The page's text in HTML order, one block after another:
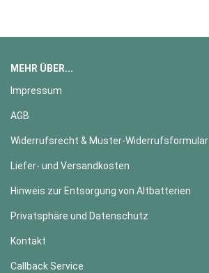
MEHR ÜBER...
Impressum
AGB
Widerrufsrecht & Muster-Widerrufsformular
Liefer- und Versandkosten
Hinweis zur Entsorgung von Altbatterien
Privatsphäre und Datenschutz
Kontakt
Callback Service